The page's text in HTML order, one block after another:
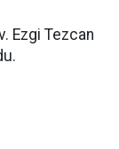
Ezgi Tezcan